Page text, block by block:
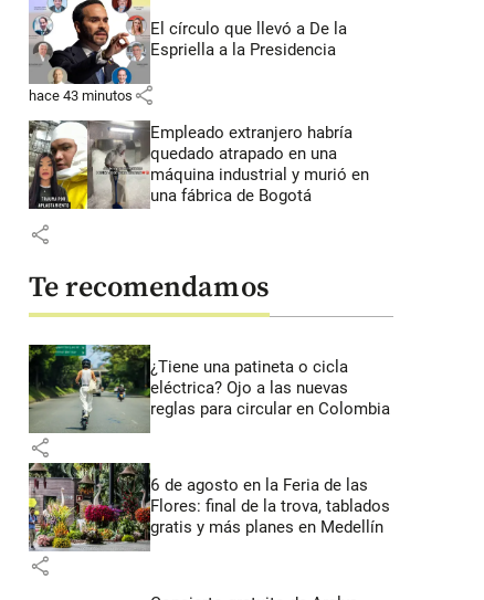
El círculo que llevó a De la
Espriella a la Presidencia
hace 43 minutos share
Empleado extranjero habría
quedado atrapado en una
máquina industrial y murió en
una fábrica de Bogotá
share
Te recomendamos
¿Tiene una patineta o cicla
eléctrica? Ojo a las nuevas
reglas para circular en Colombia
share
6 de agosto en la Feria de las
Flores: final de la trova, tablados
gratis y más planes en Medellín
share